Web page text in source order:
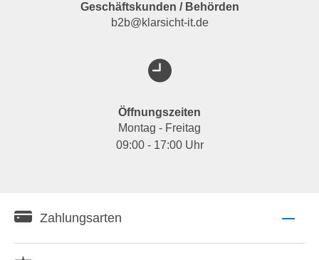
Geschäftskunden / Behörden
b2b@klarsicht-it.de
Öffnungszeiten
Montag - Freitag
09:00 - 17:00 Uhr
Zahlungsarten